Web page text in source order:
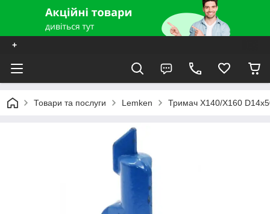
+
Товари та послуги Lemken Тримач X140/X160